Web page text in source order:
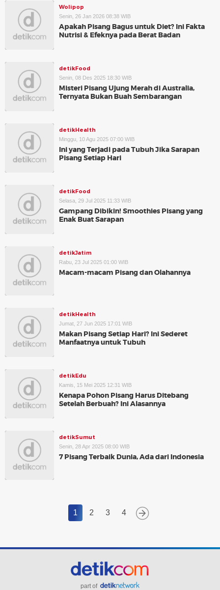
Wolipop
Senin, 26 Jan 2026 08:38 WIB
Apakah Pisang Bagus untuk Diet? Ini Fakta
Nutrisi & Efeknya pada Berat Badan
detikFood
Senin, 08 Des 2025 18:30 WIB
Misteri Pisang Ujung Merah di Australia,
Ternyata Bukan Buah Sembarangan
detikHealth
Minggu, 10 Agu 2025 07:00 WIB
Ini yang Terjadi pada Tubuh Jika Sarapan
Pisang Setiap Hari
detikFood
Selasa, 29 Jul 2025 11:33 WIB
Gampang Dibikin! Smoothies Pisang yang
Enak Buat Sarapan
detikJatim
Rabu, 23 Jul 2025 01:00 WIB
Macam-macam Pisang dan Olahannya
detikHealth
Jumat, 27 Jun 2025 17:01 WIB
Makan Pisang Setiap Hari? Ini Sederet
Manfaatnya untuk Tubuh
detikEdu
Kamis, 15 Mei 2025 12:31 WIB
Kenapa Pohon Pisang Harus Ditebang
Setelah Berbuah? Ini Alasannya
detikSumut
Senin, 28 Apr 2025 08:00 WIB
7 Pisang Terbaik Dunia, Ada dari Indonesia
1 2 3 4
part of